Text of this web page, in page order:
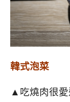
韓式泡菜
▲吃燒肉很愛